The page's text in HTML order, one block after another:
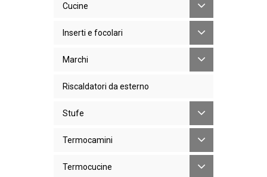
Cucine
Inserti e focolari
Marchi
Riscaldatori da esterno
Stufe
Termocamini
Termocucine